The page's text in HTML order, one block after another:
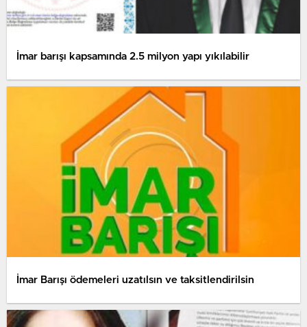
İmar barışı kapsamında 2.5 milyon yapı yıkılabilir
İmar Barışı ödemeleri uzatılsın ve taksitlendirilsin